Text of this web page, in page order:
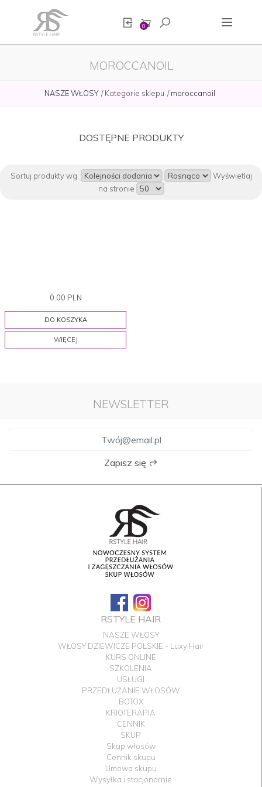
0
MOROCCANOIL
NASZE WŁOSY Kategorie sklepu moroccanoil
DOSTĘPNE PRODUKTY
Sortuj produkty wg.
Wyświetlaj
na stronie
0.00 PLN
DO KOSZYKA
WIĘCEJ
NEWSLETTER
Zapisz się
RSTYLE HAIR
NASZE WŁOSY
WŁOSY DZIEWICZE POLSKIE - Luxy Hair
KURS ONLINE
SZKOLENIA
USŁUGI
PRZEDŁUŻANIE WŁOSÓW
BOTOX
KRIOTERAPIA
CENNIK
SKUP
Skup włosów
Cennik skupu
Umowa skupu
Wysyłka i stacjonarnie